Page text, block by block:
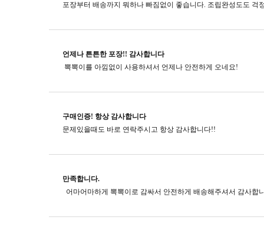
포장부터 배송까지 뭐하나 빠짐없이 좋습니다. 조립완성도도 걱
언제나 튼튼한 포장!! 감사합니다
뽁뽁이를 아낌없이 사용하셔서 언제나 안전하게 오네요!
구매인증! 항상 감사합니다
문제있을때도 바로 연락주시고​ 항상 감사합니다!!
만족합니다.